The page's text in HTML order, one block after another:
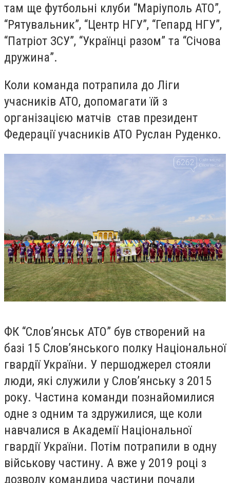
там ще футбольні клуби “Маріуполь АТО”,
“Рятувальник”, “Центр НГУ”, “Гепард НГУ”,
“Патріот ЗСУ”, “Українці разом” та “Січова
дружина”.
Коли команда потрапила до Ліги
учасників АТО, допомагати їй з
організацією матчів став президент
Федерації учасників АТО Руслан Руденко.
ФК “Слов’янськ АТО” був створений на
базі 15 Слов’янського полку Національної
гвардії України. У першоджерел стояли
люди, які служили у Слов’янську з 2015
року. Частина команди познайомилися
одне з одним та здружилися, ще коли
навчалися в Академії Національної
гвардії України. Потім потрапили в одну
військову частину. А вже у 2019 році з
дозволу командира частини почали